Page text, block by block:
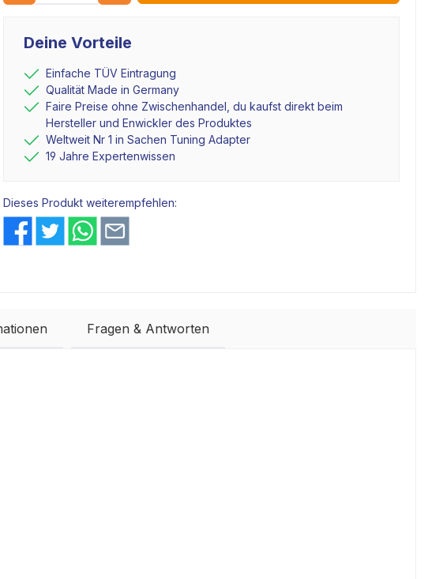
Deine Vorteile
Einfache TÜV Eintragung
Qualität Made in Germany
Faire Preise ohne Zwischenhandel, du kaufst direkt beim
Hersteller und Enwickler des Produktes
Weltweit Nr 1 in Sachen Tuning Adapter
19 Jahre Expertenwissen
Dieses Produkt weiterempfehlen:
Fragen & Antworten